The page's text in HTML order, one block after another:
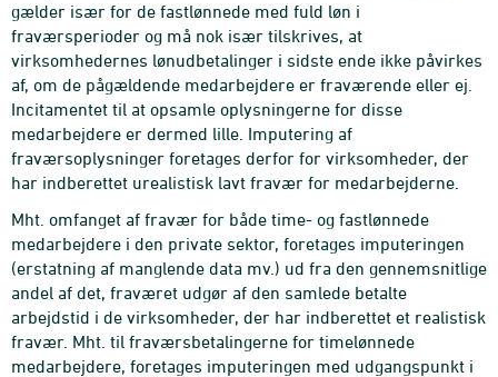
gælder især for de fastlønnede med fuld løn i
fraværsperioder og må nok især tilskrives, at
virksomhedernes lønudbetalinger i sidste ende ikke påvirkes
af, om de pågældende medarbejdere er fraværende eller ej.
Incitamentet til at opsamle oplysningerne for disse
medarbejdere er dermed lille. Imputering af
fraværsoplysninger foretages derfor for virksomheder, der
har indberettet urealistisk lavt fravær for medarbejderne.
Mht. omfanget af fravær for både time- og fastlønnede
medarbejdere i den private sektor, foretages imputeringen
(erstatning af manglende data mv.) ud fra den gennemsnitlige
andel af det, fraværet udgør af den samlede betalte
arbejdstid i de virksomheder, der har indberettet et realistisk
fravær. Mht. til fraværsbetalingerne for timelønnede
medarbejdere, foretages imputeringen med udgangspunkt i